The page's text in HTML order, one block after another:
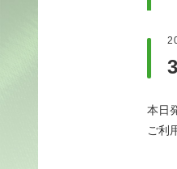
本日
ご利